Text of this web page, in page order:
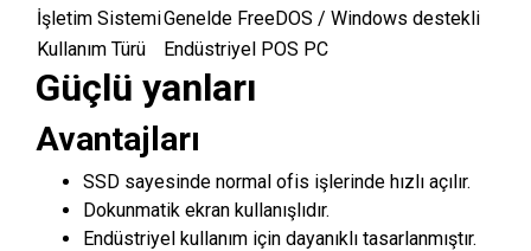
İşletim SistemiGenelde FreeDOS / Windows destekli
Kullanım Türü
Endüstriyel POS PC
Güçlü yanları
Avantajları
SSD sayesinde normal ofis işlerinde hızlı açılır.
Dokunmatik ekran kullanışlıdır.
Endüstriyel kullanım için dayanıklı tasarlanmıştır.